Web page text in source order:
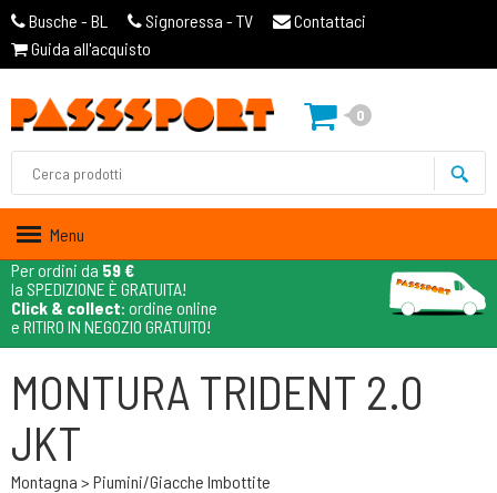
Busche - BL Signoressa - TV
Contattaci
Guida all'acquisto
0
Menu
Per ordini da 59 €
la SPEDIZIONE È GRATUITA!
Click & collect: ordine online
e RITIRO IN NEGOZIO GRATUITO!
MONTURA TRIDENT 2.0
JKT
Montagna > Piumini/giacche Imbottite